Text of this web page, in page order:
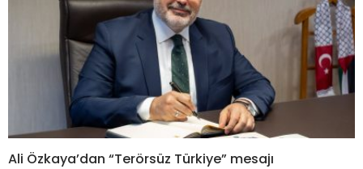
Ali Özkaya’dan “Terörsüz Türkiye” mesajı